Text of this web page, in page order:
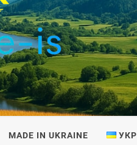
MADE IN UKRAINE УКР